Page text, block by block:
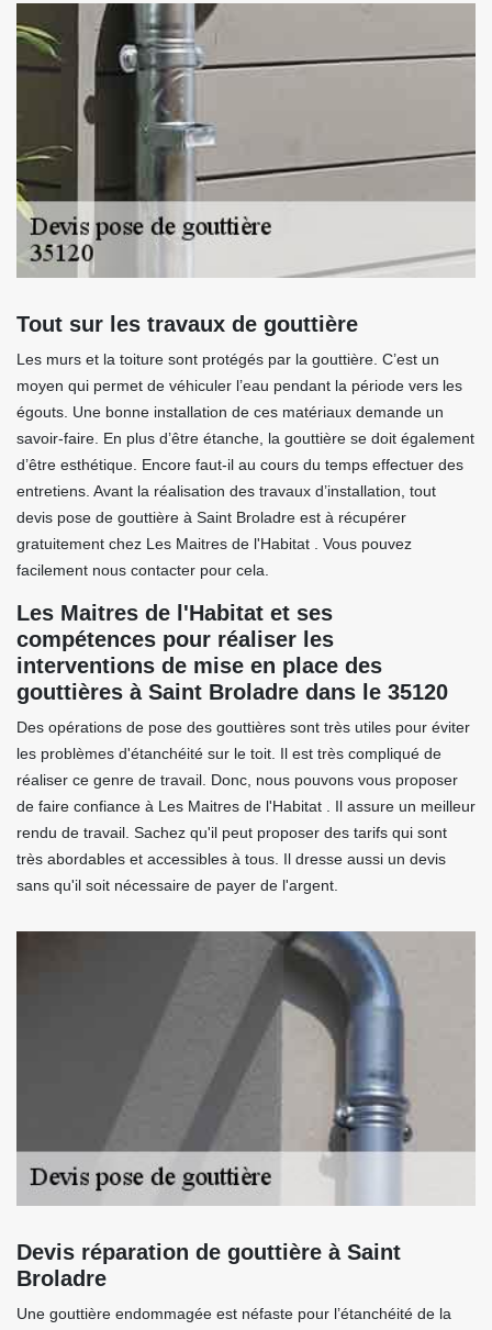
Tout sur les travaux de gouttière
Les murs et la toiture sont protégés par la gouttière. C’est un
moyen qui permet de véhiculer l’eau pendant la période vers les
égouts. Une bonne installation de ces matériaux demande un
savoir-faire. En plus d’être étanche, la gouttière se doit également
d’être esthétique. Encore faut-il au cours du temps effectuer des
entretiens. Avant la réalisation des travaux d’installation, tout
devis pose de gouttière à Saint Broladre est à récupérer
gratuitement chez Les Maitres de l'Habitat . Vous pouvez
facilement nous contacter pour cela.
Les Maitres de l'Habitat et ses
compétences pour réaliser les
interventions de mise en place des
gouttières à Saint Broladre dans le 35120
Des opérations de pose des gouttières sont très utiles pour éviter
les problèmes d'étanchéité sur le toit. Il est très compliqué de
réaliser ce genre de travail. Donc, nous pouvons vous proposer
de faire confiance à Les Maitres de l'Habitat . Il assure un meilleur
rendu de travail. Sachez qu'il peut proposer des tarifs qui sont
très abordables et accessibles à tous. Il dresse aussi un devis
sans qu'il soit nécessaire de payer de l'argent.
Devis réparation de gouttière à Saint
Broladre
Une gouttière endommagée est néfaste pour l’étanchéité de la